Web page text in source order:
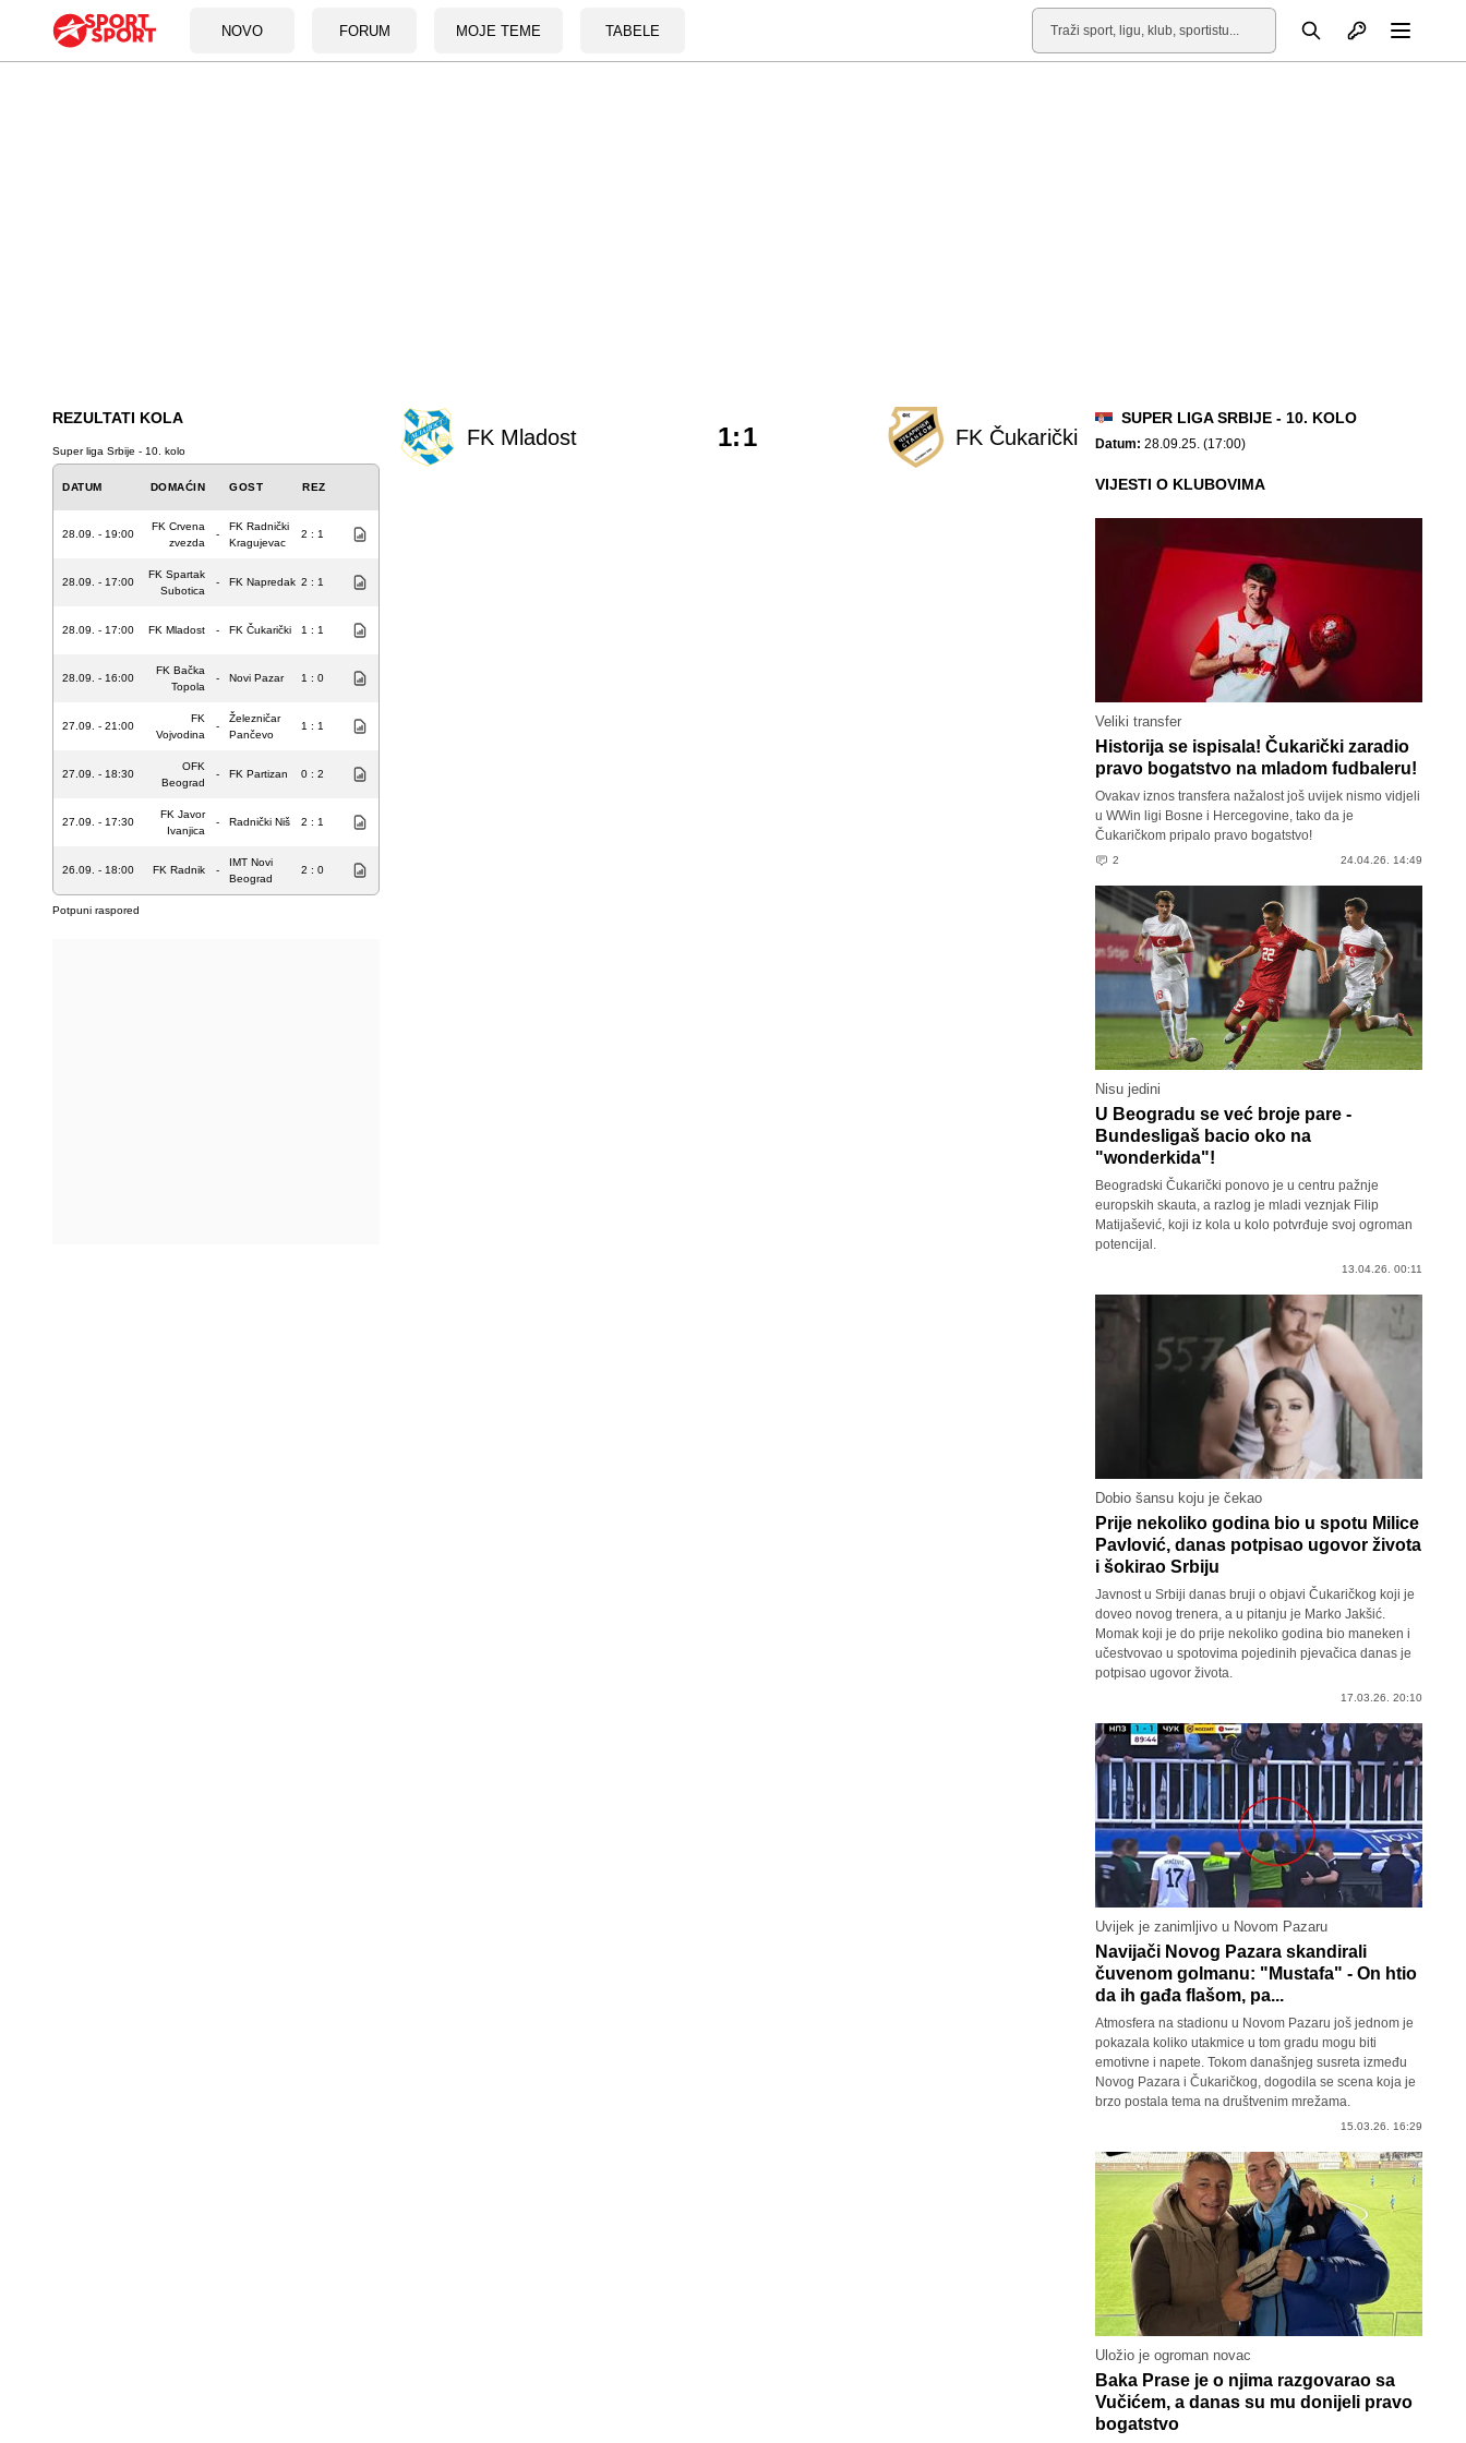
NOVO FORUM MOJE TEME TABELE
Pretraga Otvori profil
REZULTATI KOLA
Super liga Srbije - 10. kolo
DATUM DOMAĆIN GOST REZ
28.09. - 19:00
FK Crvena
zvezda
-
FK Radnički
Kragujevac
2 : 1
28.09. - 17:00
FK Spartak
Subotica
- FK Napredak 2 : 1
28.09. - 17:00 FK Mladost - FK Čukarički 1 : 1
28.09. - 16:00
FK Bačka
Topola
- Novi Pazar 1 : 0
27.09. - 21:00
FK
Vojvodina
-
Železničar
Pančevo
1 : 1
27.09. - 18:30
OFK
Beograd
- FK Partizan 0 : 2
27.09. - 17:30
FK Javor
Ivanjica
- Radnički Niš 2 : 1
26.09. - 18:00 FK Radnik -
IMT Novi
Beograd
2 : 0
Potpuni raspored
FK Mladost FK Čukarički
1:1
SUPER LIGA SRBIJE - 10. KOLO
Datum: 28.09.25. (17:00)
VIJESTI O KLUBOVIMA
Veliki transfer
Historija se ispisala! Čukarički zaradio
pravo bogatstvo na mladom fudbaleru!
Ovakav iznos transfera nažalost još uvijek nismo vidjeli
u WWin ligi Bosne i Hercegovine, tako da je
Čukaričkom pripalo pravo bogatstvo!
2 24.04.26. 14:49
Nisu jedini
U Beogradu se već broje pare -
Bundesligaš bacio oko na
"wonderkida"!
Beogradski Čukarički ponovo je u centru pažnje
europskih skauta, a razlog je mladi veznjak Filip
Matijašević, koji iz kola u kolo potvrđuje svoj ogroman
potencijal.
13.04.26. 00:11
Dobio šansu koju je čekao
Prije nekoliko godina bio u spotu Milice
Pavlović, danas potpisao ugovor života
i šokirao Srbiju
Javnost u Srbiji danas bruji o objavi Čukaričkog koji je
doveo novog trenera, a u pitanju je Marko Jakšić.
Momak koji je do prije nekoliko godina bio maneken i
učestvovao u spotovima pojedinih pjevačica danas je
potpisao ugovor života.
17.03.26. 20:10
Uvijek je zanimljivo u Novom Pazaru
Navijači Novog Pazara skandirali
čuvenom golmanu: "Mustafa" - On htio
da ih gađa flašom, pa...
Atmosfera na stadionu u Novom Pazaru još jednom je
pokazala koliko utakmice u tom gradu mogu biti
emotivne i napete. Tokom današnjeg susreta između
Novog Pazara i Čukaričkog, dogodila se scena koja je
brzo postala tema na društvenim mrežama.
15.03.26. 16:29
Uložio je ogroman novac
Baka Prase je o njima razgovarao sa
Vučićem, a danas su mu donijeli pravo
bogatstvo